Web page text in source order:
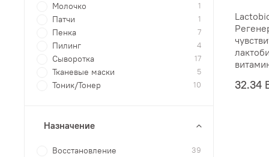
32.34
Молочко 1
Патчи 1
Пенка 7
Пилинг 4
Сыворотка 17
Тканевые маски 5
Тоник/Тонер 10
Назначение
Восстановление 39